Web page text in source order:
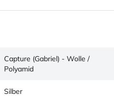
Capture (Gabriel) - Wolle /
Polyamid
Silber